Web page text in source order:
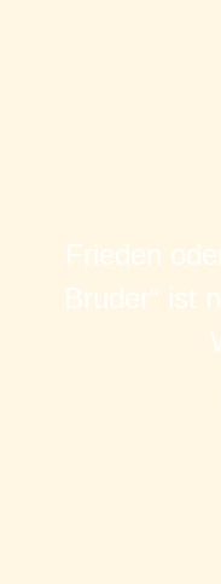
Frieden
Bruder“ ist